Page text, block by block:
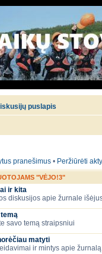
puslapis
pranešimus • Peržiūrėti
"VĖJO!3"
ir kita
diskusijos apie žurnale
savo temą straipsniui
matyti
ir mintys apie žurnalą